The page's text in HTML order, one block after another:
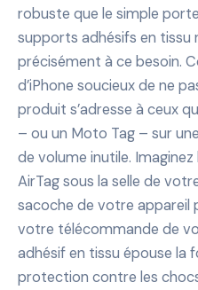
robuste que le simple
supports adhésifs en tissu
précisément à ce besoin.
d’iPhone soucieux de ne
produit s’adresse à ceux
– ou un Moto Tag – sur
de volume inutile.
AirTag sous la selle de
sacoche de votre appareil
votre télécommande de
adhésif en tissu épouse la
protection contre les